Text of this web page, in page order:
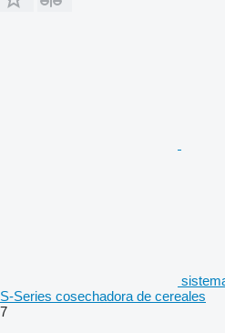
S-Series cosechadora de cereales
7